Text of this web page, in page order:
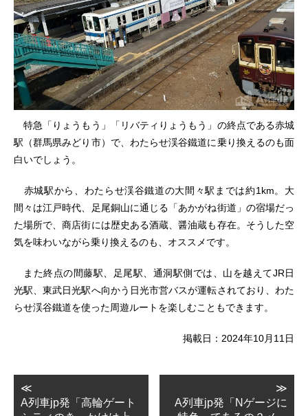
特急「りょうもう」「リバティりょうもう」の終点である赤城
駅（群馬県みどり市）で、わたらせ渓谷鐵道に乗り換えるのも面
白いでしょう。
赤城駅から、わたらせ渓谷鐵道の大間々駅までは約1km。大
間々は江戸時代、足尾銅山に通じる「あかがね街道」の宿場だっ
た場所で、商店街には歴史ある酒蔵、醤油蔵も存在。そうした空
気を味わいながら乗り換えるのも、オススメです。
また終点の間藤駅、足尾駅、通洞駅側では、山を越えてJR日
光駅、東武日光駅へ向かう日光市営バスが運転されており、わた
らせ渓谷鐵道を使った周遊ルートを楽しむこともできます。
掲載日：2024年10月11日
≪
A列車jp発「高輪ゲート
≫
A列車jp発「Nゲージに